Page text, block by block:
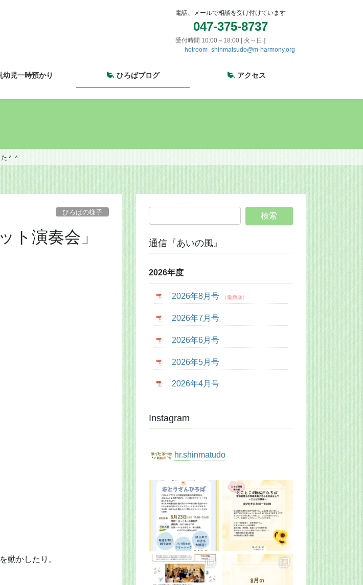
電話、メールで相談を受け付けています
047-375-8737
受付時間 10:00～18:00 [ 火～日 ]
hotroom_shinmatsudo@m-harmony.org
幼児一時預かり ひろばブログ アクセス
＾＾
ひろばの様子
ト演奏会」
動かしたり。
通信『あいの風』
2026年度
2026年8月号
2026年7月号
2026年6月号
2026年5月号
2026年4月号
Instagram
hr.shinmatudo